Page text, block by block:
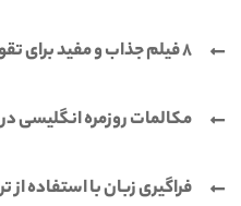
8 فیلم جذاب و مفید برای تقویت زبان انگلیسی - سطح مبتدی
مکالمات روزمره انگلیسی
فراگیری زبان با استفاده از